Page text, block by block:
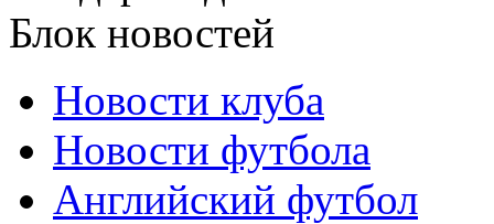
Блок новостей
Новости клуба
Новости футбола
Английский футбол